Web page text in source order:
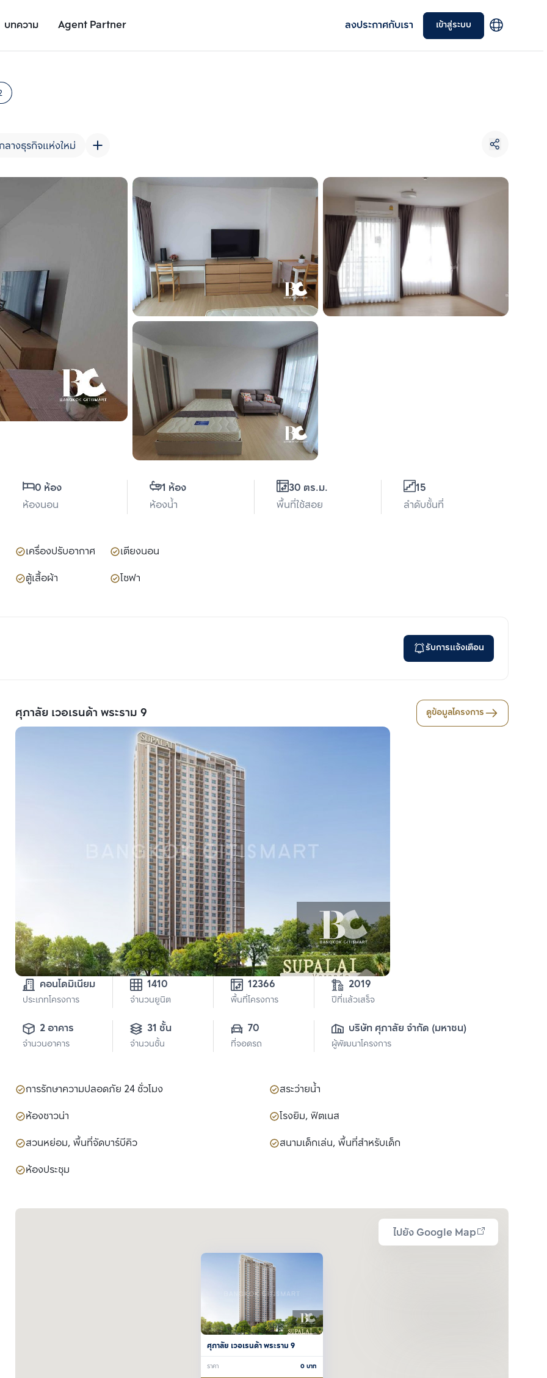
บทความ Agent Partner ลงประกาศกับเรา เข้าสู่ระบบ
รายละเอียดยูนิต
างธุรกิจแห่งใหม่
0 ห้อง
ห้องนอน
1 ห้อง
ห้องน้ำ
30 ตร.ม.
พื้นที่ใช้สอย
15
ลำดับชั้นที่
เครื่องปรับอากาศ
เตียงนอน
ตู้เสื้อผ้า
โซฟา
รับการแจ้งเตือน
ศุภาลัย เวอเรนด้า พระราม 9 ดูข้อมูลโครงการ
คอนโดมิเนียม
ประเภทโครงการ
1410
จำนวนยูนิต
12366
พื้นที่โครงการ
2019
ปีที่แล้วเสร็จ
2 อาคาร
จำนวนอาคาร
31 ชั้น
จำนวนชั้น
70
ที่จอดรถ
บริษัท ศุภาลัย จำกัด (มหาชน)
ผู้พัฒนาโครงการ
การรักษาความปลอดภัย 24 ชั่วโมง
สระว่ายน้ำ
ห้องซาวน่า
โรงยิม, ฟิตเนส
สวนหย่อม, พื้นที่จัดบาร์บีคิว
สนามเด็กเล่น, พื้นที่สำหรับเด็ก
ห้องประชุม
ไปยัง Google Map
ศุภาลัย เวอเรนด้า พระราม 9
ราคา 0บาท
เลือกยูนิตเพื่อเปรียบเทียบ
เลือกได้สูงสุด 3 รายการ
เปรียบเทียบ
ลบทั้งหมด